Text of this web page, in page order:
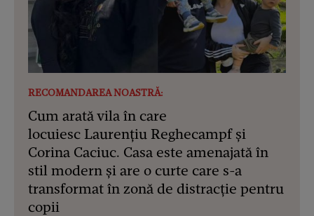
RECOMANDAREA NOASTRĂ:
Cum arată vila în care
locuiesc Laurențiu Reghecampf și
Corina Caciuc. Casa este amenajată în
stil modern și are o curte care s-a
transformat în zonă de distracție pentru
copii